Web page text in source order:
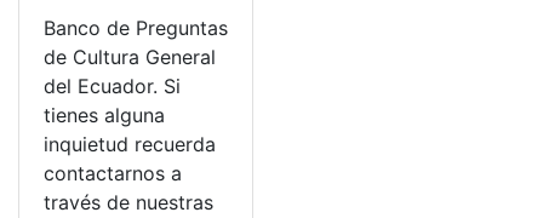
Banco de Preguntas
de Cultura General
del Ecuador. Si
tienes alguna
inquietud recuerda
contactarnos a
través de nuestras